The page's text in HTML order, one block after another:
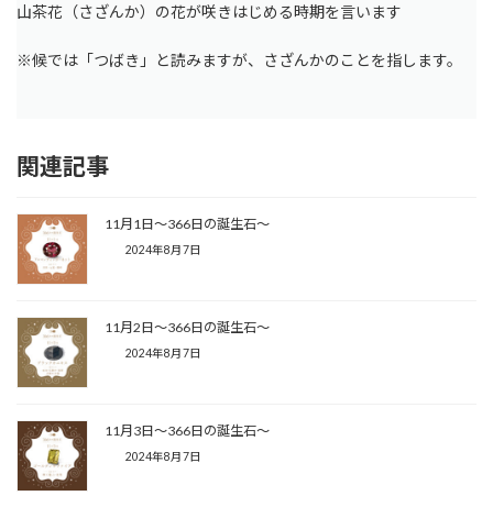
山茶花（さざんか）の花が咲きはじめる時期を言います
※候では「つばき」と読みますが、さざんかのことを指します。
関連記事
11月1日〜366日の誕生石〜
2024年8月7日
11月2日〜366日の誕生石〜
2024年8月7日
11月3日〜366日の誕生石〜
2024年8月7日